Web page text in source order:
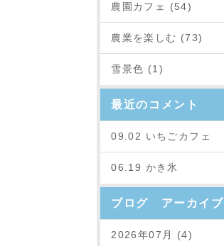
農園カフェ (54)
農業を楽しむ (73)
雪景色 (1)
最近のコメント
09.02 いちごカフェ
06.19 かき氷
ブログ アーカイブ
2026年07月 (4)